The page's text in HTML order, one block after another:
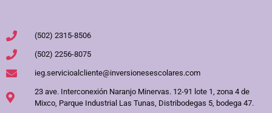
(502) 2315-8506
(502) 2256-8075
ieg.servicioalcliente@inversionesescolares.com
23 ave. Interconexión Naranjo Minervas. 12-91 lote 1, zona 4 de
Mixco, Parque Industrial Las Tunas, Distribodegas 5, bodega 47.